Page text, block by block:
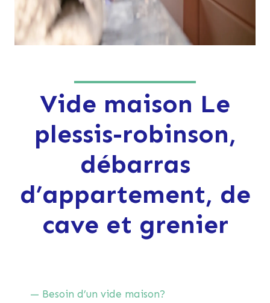
Vide maison Le
plessis-robinson,
débarras
d’appartement, de
cave et grenier
— Besoin d’un vide maison?